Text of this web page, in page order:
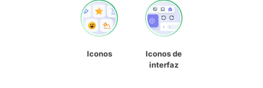
Iconos
Iconos de
interfaz